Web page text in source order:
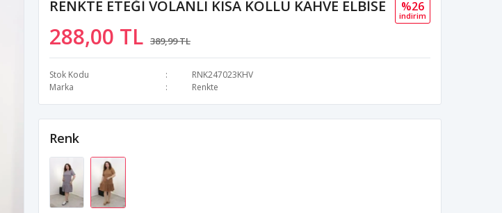
RENKTE ETEĞİ VOLANLI KISA KOLLU KAHVE ELBİSE
288,00 TL 389,99 TL
%26
i̇ndi̇ri̇m
Stok Kodu
RNK247023KHV
Marka
Renkte
Renk